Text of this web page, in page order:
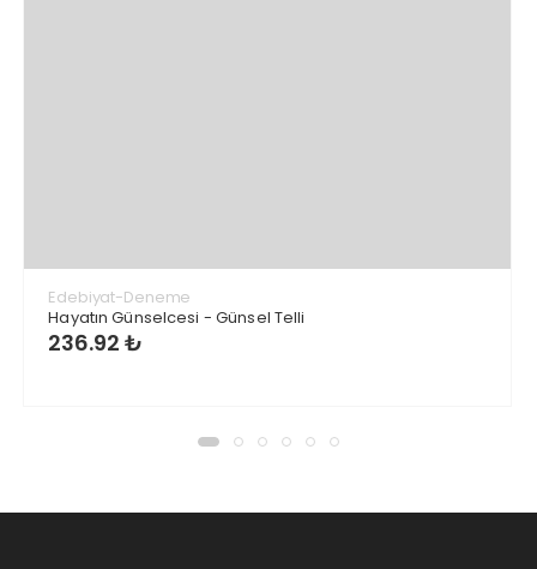
Edebiyat-Deneme
Hayatın Günselcesi - Günsel Telli
236.92 ₺